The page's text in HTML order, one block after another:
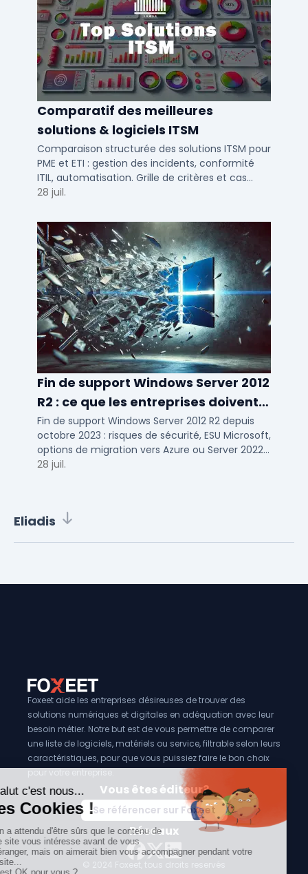
Comparatif des meilleures
solutions & logiciels ITSM
Comparaison structurée des solutions ITSM pour
PME et ETI : gestion des incidents, conformité
ITIL, automatisation. Grille de critères et cas
d'usage par taille d'entreprise.
28 juil.
Fin de support Windows Server 2012
R2 : ce que les entreprises doivent
savoir
Fin de support Windows Server 2012 R2 depuis
octobre 2023 : risques de sécurité, ESU Microsoft,
options de migration vers Azure ou Server 2022
pour TPE, PME et ETI.
28 juil.
Eliadis
Foxeet aide les entreprises désireuses de trouver des
solutions numériques et digitales en adéquation avec leur
besoin métier. Notre but est de vous permettre de comparer
une liste de logiciels, matériels ou service, filtrable selon leurs
caractéristiques, pour que vous puissiez faire le bon choix
Vous êtes éditeur?
Se référencer sur Foxeet
Réseaux